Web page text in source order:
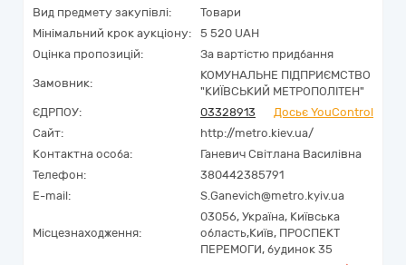
Вид предмету закупівлі:
Товари
Мінімальний крок аукціону:
5 520 UAH
Оцінка пропозицій:
За вартістю придбання
Замовник:
КОМУНАЛЬНЕ ПІДПРИЄМСТВО
"КИЇВСЬКИЙ МЕТРОПОЛІТЕН"
ЄДРПОУ:
03328913
Досьє YouControl
Сайт:
http://metro.kiev.ua/
Контактна особа:
Ганевич Світлана Василівна
Телефон:
380442385791
E-mail:
S.Ganevich@metro.kyiv.ua
Місцезнаходження:
03056, Україна, Київська
область,Київ, ПРОСПЕКТ
ПЕРЕМОГИ, будинок 35